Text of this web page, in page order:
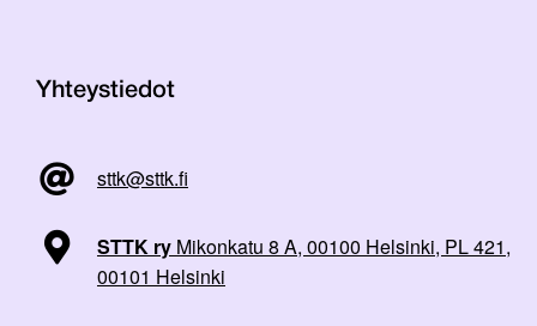
Yhteystiedot
sttk@sttk.fi
STTK ry Mikonkatu 8 A, 00100 Helsinki, PL 421,
00101 Helsinki